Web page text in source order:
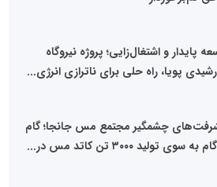
پایدار و اشتغال‌زایی؛ پروژه نیروگاه
پویا، راه حلی برای ناترازی انرژی...
چشمگیر مجتمع مس جانجا؛ گام
به سوی تولید ۳۰۰۰ تن کاتد مس در...